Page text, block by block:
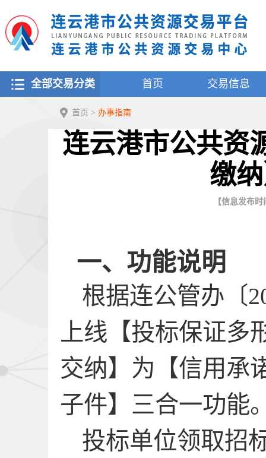
全部交易分类 首页 交易信息
首页 > 办事指南
连云港市公共资
缴
【信息发布
一、 功能说明
根据连公管办〔
上线【投标保证多
交纳】为【信用承
子件】三合一功能
投标单位领取招